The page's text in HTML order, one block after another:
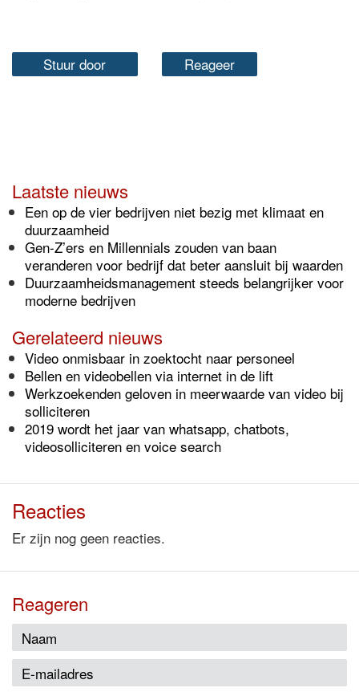
Stuur door Reageer
Laatste nieuws
Een op de vier bedrijven niet bezig met klimaat en
duurzaamheid
Gen-Z’ers en Millennials zouden van baan
veranderen voor bedrijf dat beter aansluit bij waarden
Duurzaamheidsmanagement steeds belangrijker voor
moderne bedrijven
Gerelateerd nieuws
Video onmisbaar in zoektocht naar personeel
Bellen en videobellen via internet in de lift
Werkzoekenden geloven in meerwaarde van video bij
solliciteren
2019 wordt het jaar van whatsapp, chatbots,
videosolliciteren en voice search
Reacties
Er zijn nog geen reacties.
Reageren